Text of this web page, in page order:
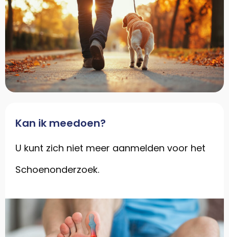
Kan ik meedoen?
U kunt zich niet meer aanmelden voor het
Schoenonderzoek.